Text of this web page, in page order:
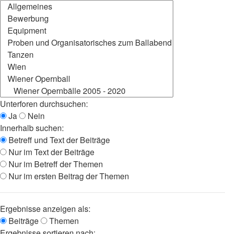
Unterforen durchsuchen:
Ja
Nein
Innerhalb suchen:
Betreff und Text der Beiträge
Nur im Text der Beiträge
Nur im Betreff der Themen
Nur im ersten Beitrag der Themen
Ergebnisse anzeigen als:
Beiträge
Themen